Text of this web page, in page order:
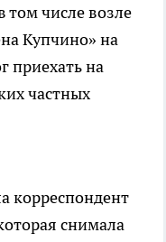
том числе возле
Купчино» на
приехать на
частных
корреспондент
снимала